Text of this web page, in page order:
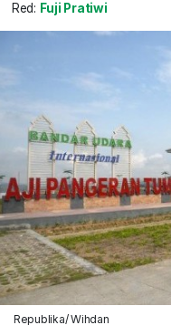
Red: Fuji Pratiwi
Republika/ Wihdan